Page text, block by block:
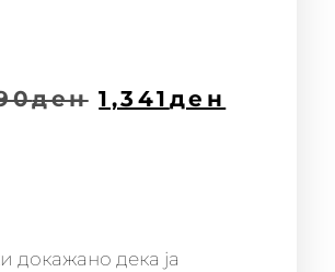
ден 1,341 ден
докажано дека ја